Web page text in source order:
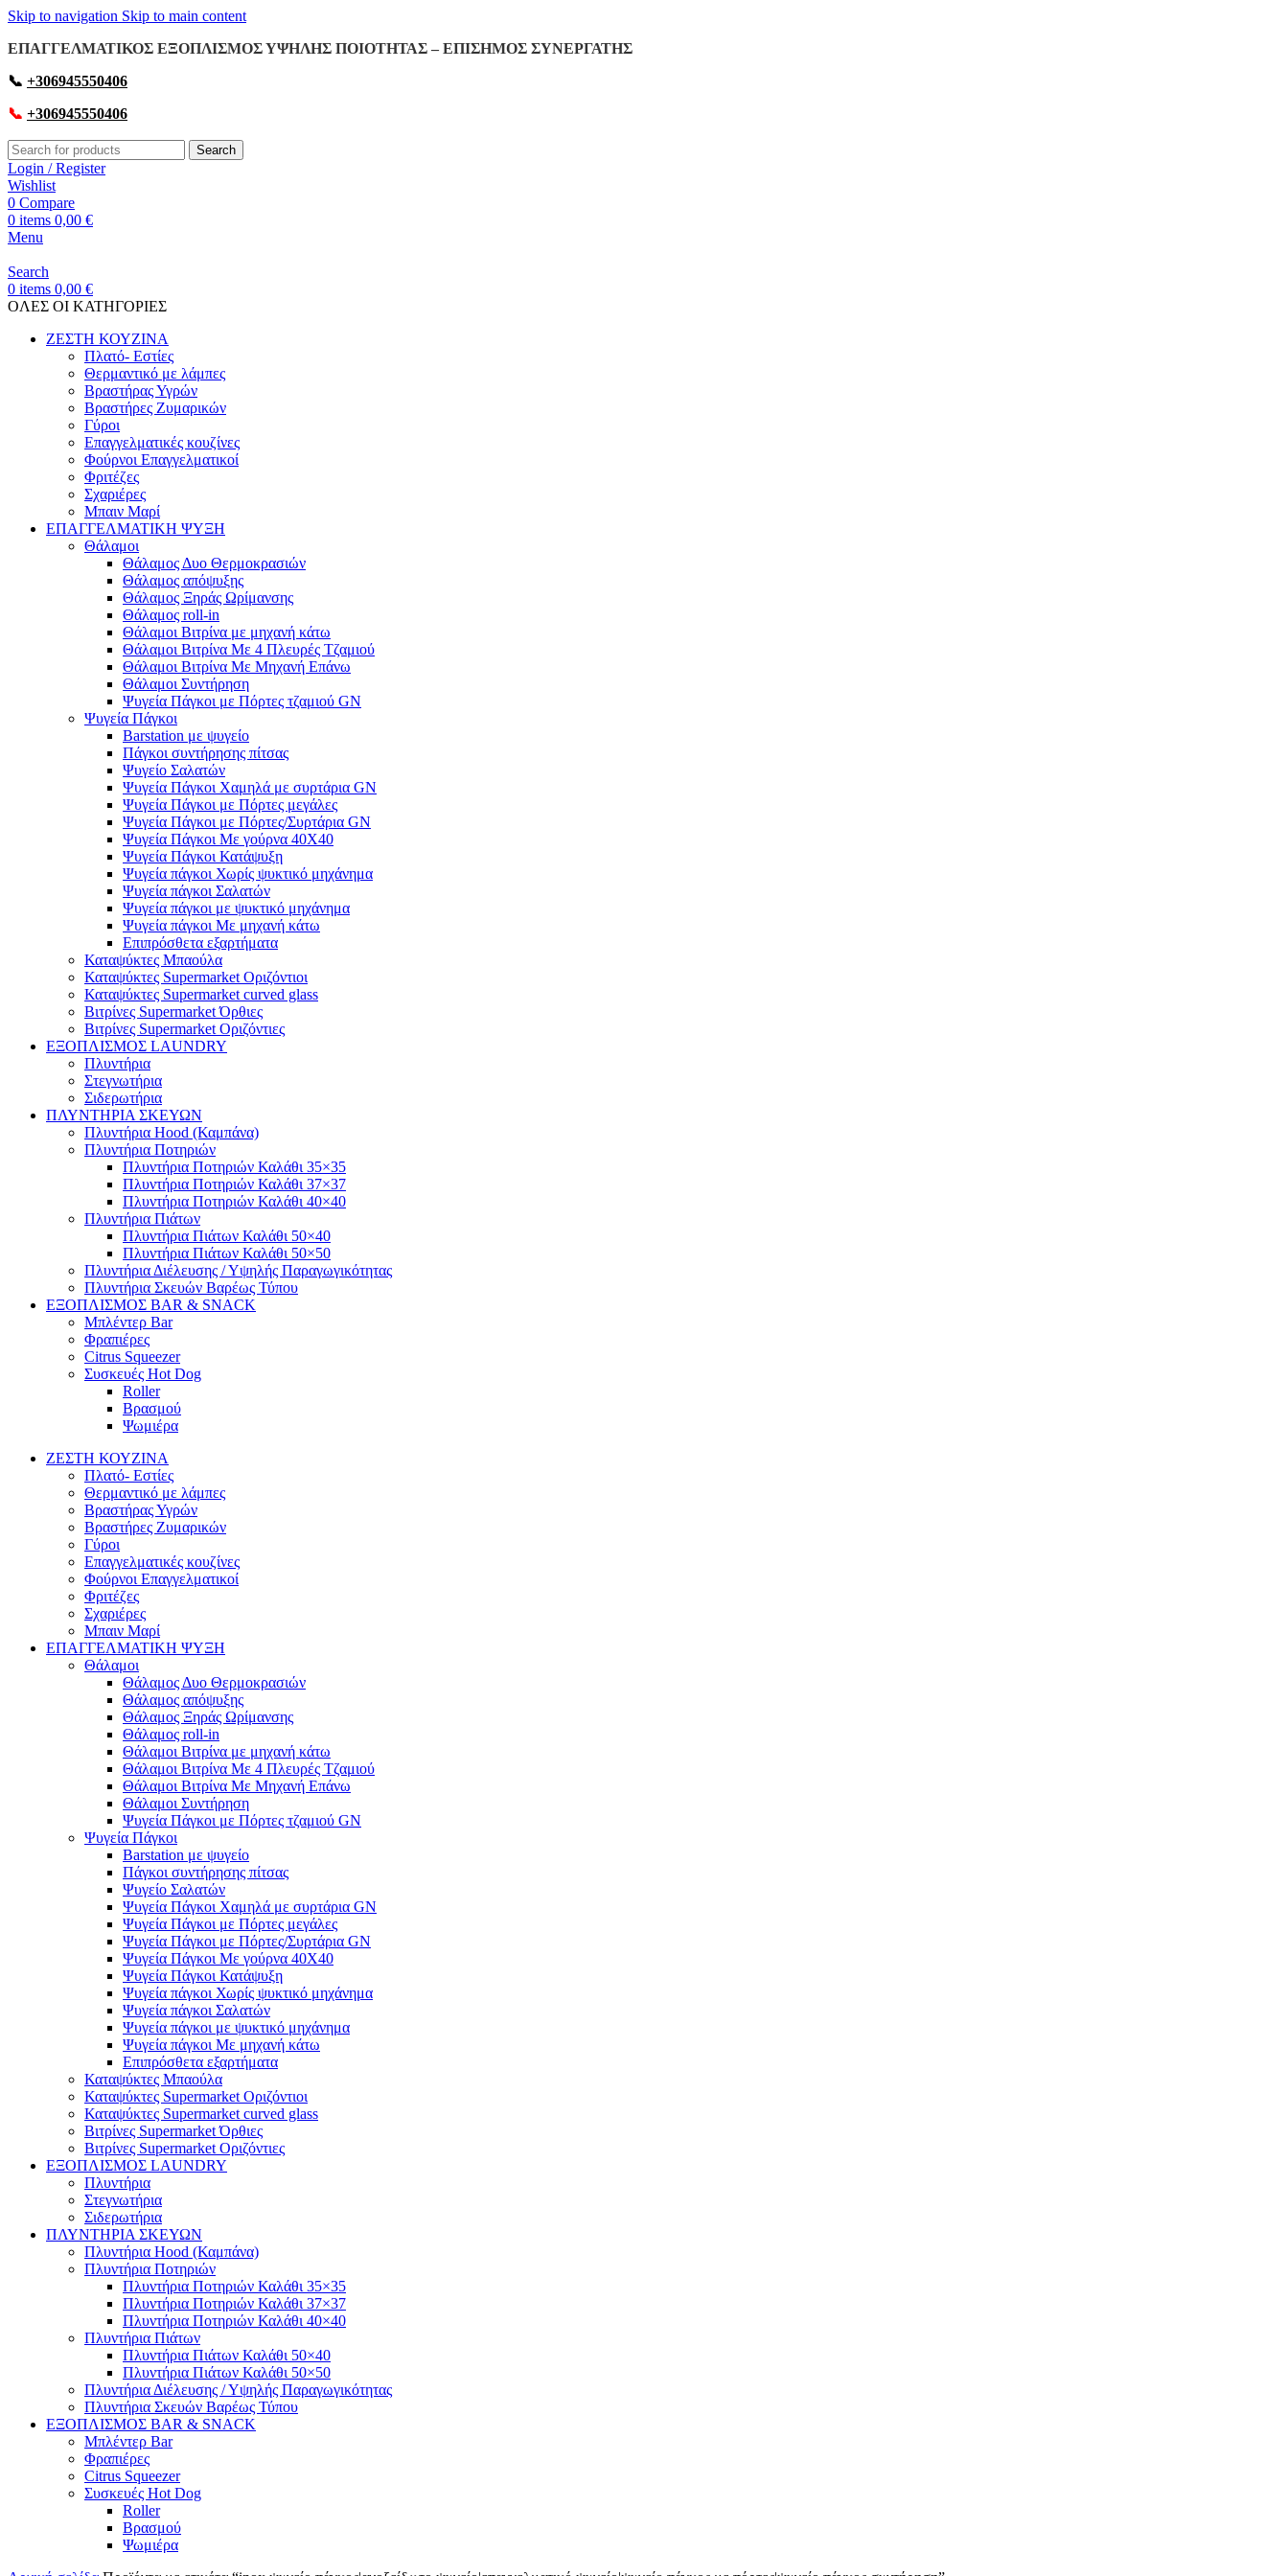
Skip to navigation Skip to main content
ΕΠΑΓΓΕΛΜΑΤΙΚΟΣ ΕΞΟΠΛΙΣΜΟΣ ΥΨΗΛΗΣ ΠΟΙΟΤΗΤΑΣ – ΕΠΙΣΗΜΟΣ ΣΥΝΕΡΓΑΤΗΣ
📞 +306945550406
📞 +306945550406
Search
Login / Register
Wishlist
0 Compare
0 items 0,00 €
Menu
Search
0 items 0,00 €
OΛΕΣ ΟΙ ΚΑΤΗΓΟΡΙΕΣ
ΖΕΣΤΗ ΚΟΥΖΙΝΑ
Πλατό- Εστίες
Θερμαντικό με λάμπες
Βραστήρας Υγρών
Βραστήρες Ζυμαρικών
Γύροι
Επαγγελματικές κουζίνες
Φούρνοι Επαγγελματικοί
Φριτέζες
Σχαριέρες
Μπαιν Μαρί
ΕΠΑΓΓΕΛΜΑΤΙΚΗ ΨΥΞΗ
Θάλαμοι
Θάλαμος Δυο Θερμοκρασιών
Θάλαμος απόψυξης
Θάλαμος Ξηράς Ωρίμανσης
Θάλαμος roll-in
Θάλαμοι Βιτρίνα με μηχανή κάτω
Θάλαμοι Βιτρίνα Με 4 Πλευρές Τζαμιού
Θάλαμοι Βιτρίνα Με Μηχανή Επάνω
Θάλαμοι Συντήρηση
Ψυγεία Πάγκοι με Πόρτες τζαμιού GN
Ψυγεία Πάγκοι
Barstation με ψυγείο
Πάγκοι συντήρησης πίτσας
Ψυγείο Σαλατών
Ψυγεία Πάγκοι Χαμηλά με συρτάρια GN
Ψυγεία Πάγκοι με Πόρτες μεγάλες
Ψυγεία Πάγκοι με Πόρτες/Συρτάρια GN
Ψυγεία Πάγκοι Με γούρνα 40Χ40
Ψυγεία Πάγκοι Κατάψυξη
Ψυγεία πάγκοι Χωρίς ψυκτικό μηχάνημα
Ψυγεία πάγκοι Σαλατών
Ψυγεία πάγκοι με ψυκτικό μηχάνημα
Ψυγεία πάγκοι Με μηχανή κάτω
Επιπρόσθετα εξαρτήματα
Καταψύκτες Μπαούλα
Καταψύκτες Supermarket Οριζόντιοι
Καταψύκτες Supermarket curved glass
Βιτρίνες Supermarket Όρθιες
Βιτρίνες Supermarket Οριζόντιες
ΕΞΟΠΛΙΣΜΟΣ LAUNDRY
Πλυντήρια
Στεγνωτήρια
Σιδερωτήρια
ΠΛΥΝΤΗΡΙΑ ΣΚΕΥΩΝ
Πλυντήρια Hood (Καμπάνα)
Πλυντήρια Ποτηριών
Πλυντήρια Ποτηριών Καλάθι 35×35
Πλυντήρια Ποτηριών Καλάθι 37×37
Πλυντήρια Ποτηριών Καλάθι 40×40
Πλυντήρια Πιάτων
Πλυντήρια Πιάτων Καλάθι 50×40
Πλυντήρια Πιάτων Καλάθι 50×50
Πλυντήρια Διέλευσης / Υψηλής Παραγωγικότητας
Πλυντήρια Σκευών Βαρέως Τύπου
ΕΞΟΠΛΙΣΜΟΣ BAR & SNACK
Μπλέντερ Bar
Φραπιέρες
Citrus Squeezer
Συσκευές Hot Dog
Roller
Βρασμού
Ψωμιέρα
ΖΕΣΤΗ ΚΟΥΖΙΝΑ
Πλατό- Εστίες
Θερμαντικό με λάμπες
Βραστήρας Υγρών
Βραστήρες Ζυμαρικών
Γύροι
Επαγγελματικές κουζίνες
Φούρνοι Επαγγελματικοί
Φριτέζες
Σχαριέρες
Μπαιν Μαρί
ΕΠΑΓΓΕΛΜΑΤΙΚΗ ΨΥΞΗ
Θάλαμοι
Θάλαμος Δυο Θερμοκρασιών
Θάλαμος απόψυξης
Θάλαμος Ξηράς Ωρίμανσης
Θάλαμος roll-in
Θάλαμοι Βιτρίνα με μηχανή κάτω
Θάλαμοι Βιτρίνα Με 4 Πλευρές Τζαμιού
Θάλαμοι Βιτρίνα Με Μηχανή Επάνω
Θάλαμοι Συντήρηση
Ψυγεία Πάγκοι με Πόρτες τζαμιού GN
Ψυγεία Πάγκοι
Barstation με ψυγείο
Πάγκοι συντήρησης πίτσας
Ψυγείο Σαλατών
Ψυγεία Πάγκοι Χαμηλά με συρτάρια GN
Ψυγεία Πάγκοι με Πόρτες μεγάλες
Ψυγεία Πάγκοι με Πόρτες/Συρτάρια GN
Ψυγεία Πάγκοι Με γούρνα 40Χ40
Ψυγεία Πάγκοι Κατάψυξη
Ψυγεία πάγκοι Χωρίς ψυκτικό μηχάνημα
Ψυγεία πάγκοι Σαλατών
Ψυγεία πάγκοι με ψυκτικό μηχάνημα
Ψυγεία πάγκοι Με μηχανή κάτω
Επιπρόσθετα εξαρτήματα
Καταψύκτες Μπαούλα
Καταψύκτες Supermarket Οριζόντιοι
Καταψύκτες Supermarket curved glass
Βιτρίνες Supermarket Όρθιες
Βιτρίνες Supermarket Οριζόντιες
ΕΞΟΠΛΙΣΜΟΣ LAUNDRY
Πλυντήρια
Στεγνωτήρια
Σιδερωτήρια
ΠΛΥΝΤΗΡΙΑ ΣΚΕΥΩΝ
Πλυντήρια Hood (Καμπάνα)
Πλυντήρια Ποτηριών
Πλυντήρια Ποτηριών Καλάθι 35×35
Πλυντήρια Ποτηριών Καλάθι 37×37
Πλυντήρια Ποτηριών Καλάθι 40×40
Πλυντήρια Πιάτων
Πλυντήρια Πιάτων Καλάθι 50×40
Πλυντήρια Πιάτων Καλάθι 50×50
Πλυντήρια Διέλευσης / Υψηλής Παραγωγικότητας
Πλυντήρια Σκευών Βαρέως Τύπου
ΕΞΟΠΛΙΣΜΟΣ BAR & SNACK
Μπλέντερ Bar
Φραπιέρες
Citrus Squeezer
Συσκευές Hot Dog
Roller
Βρασμού
Ψωμιέρα